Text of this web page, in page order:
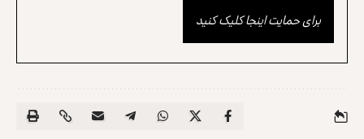
برای حمایت اینجا کلیک کنید